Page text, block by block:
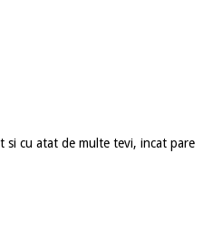
si cu atat de multe tevi, incat pare